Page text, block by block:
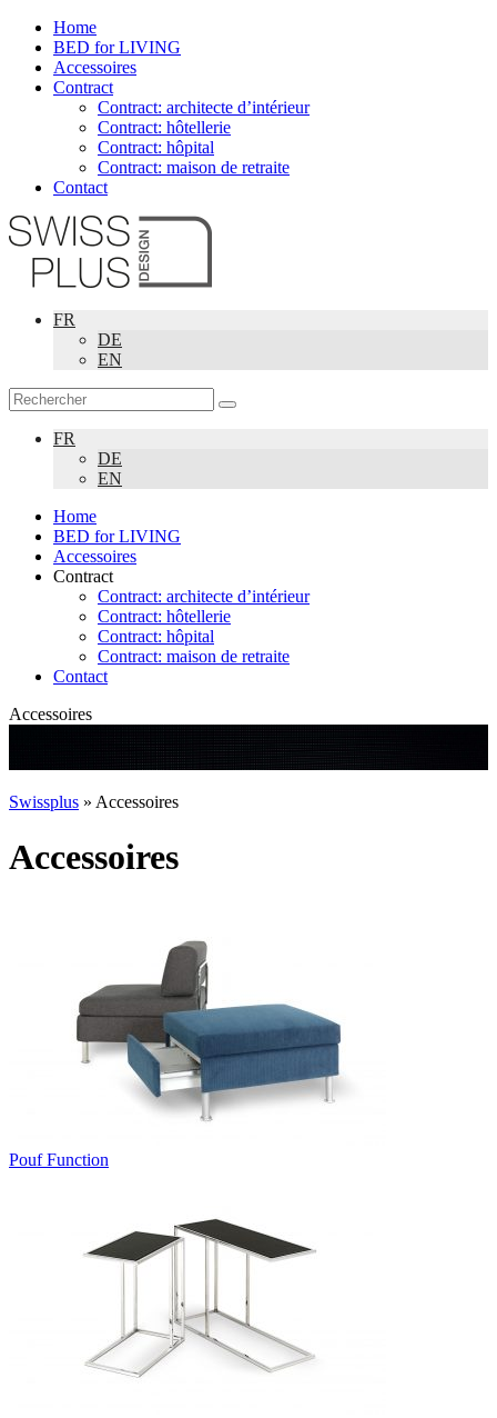
Home
BED for LIVING
Accessoires
Contract
Contract: architecte d’intérieur
Contract: hôtellerie
Contract: hôpital
Contract: maison de retraite
Contact
FR
DE
EN
FR
DE
EN
Home
BED for LIVING
Accessoires
Contract
Contract: architecte d’intérieur
Contract: hôtellerie
Contract: hôpital
Contract: maison de retraite
Contact
Accessoires
Swissplus » Accessoires
Accessoires
Pouf Function